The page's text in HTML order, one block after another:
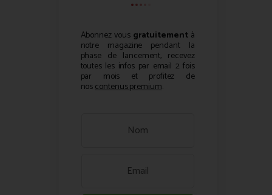
Abonnez vous gratuitementà
notre magazine pendant la
phase de lancement, recevez
toutes les infos par email 2 fois
par mois et profitez de
noscontenus premium.